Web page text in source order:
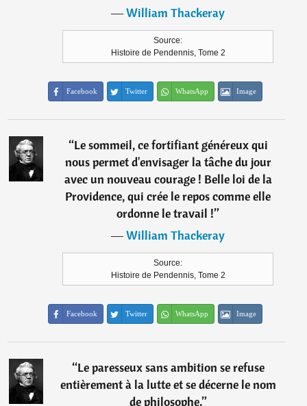
―William Thackeray
Source:
Histoire de Pendennis, Tome 2
Facebook Twitter WhatsApp Image
“Le sommeil, ce fortifiant généreux qui
nous permet d'envisager la tâche du jour
avec un nouveau courage ! Belle loi de la
Providence, qui crée le repos comme elle
ordonne le travail !”
―William Thackeray
Source:
Histoire de Pendennis, Tome 2
Facebook Twitter WhatsApp Image
“Le paresseux sans ambition se refuse
entièrement à la lutte et se décerne le nom
de philosophe.”